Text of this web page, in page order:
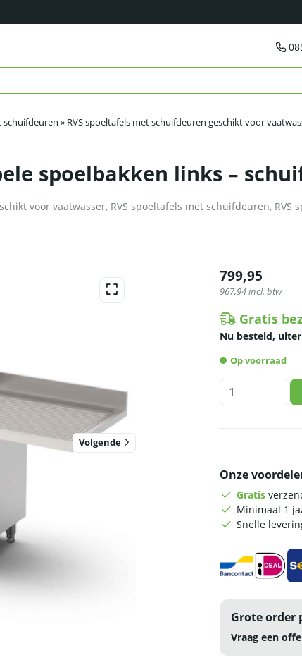
schuifdeuren » RVS spoeltafels met schuifdeuren geschikt voor
spoelbakken links –
voor vaatwasser, RVS spoeltafels met schuifdeuren, RVS
Volgende
799,95
967,94incl. btw
Gratis
Nu besteld,
Op voorraad
HCB
Spoeltafel
-
schuifdeuren
200
RVS
aantal
Onze
Gratis
Minimaal 1
Snelle
Grote order
Vraag een